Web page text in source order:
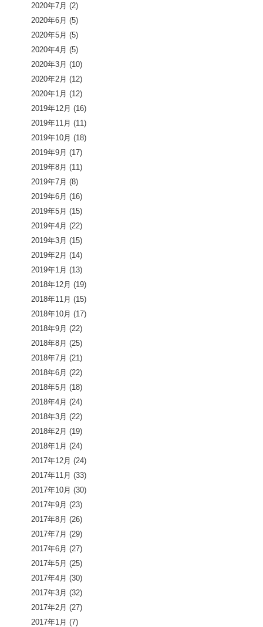
2020年7月 (2)
2020年6月 (5)
2020年5月 (5)
2020年4月 (5)
2020年3月 (10)
2020年2月 (12)
2020年1月 (12)
2019年12月 (16)
2019年11月 (11)
2019年10月 (18)
2019年9月 (17)
2019年8月 (11)
2019年7月 (8)
2019年6月 (16)
2019年5月 (15)
2019年4月 (22)
2019年3月 (15)
2019年2月 (14)
2019年1月 (13)
2018年12月 (19)
2018年11月 (15)
2018年10月 (17)
2018年9月 (22)
2018年8月 (25)
2018年7月 (21)
2018年6月 (22)
2018年5月 (18)
2018年4月 (24)
2018年3月 (22)
2018年2月 (19)
2018年1月 (24)
2017年12月 (24)
2017年11月 (33)
2017年10月 (30)
2017年9月 (23)
2017年8月 (26)
2017年7月 (29)
2017年6月 (27)
2017年5月 (25)
2017年4月 (30)
2017年3月 (32)
2017年2月 (27)
2017年1月 (7)